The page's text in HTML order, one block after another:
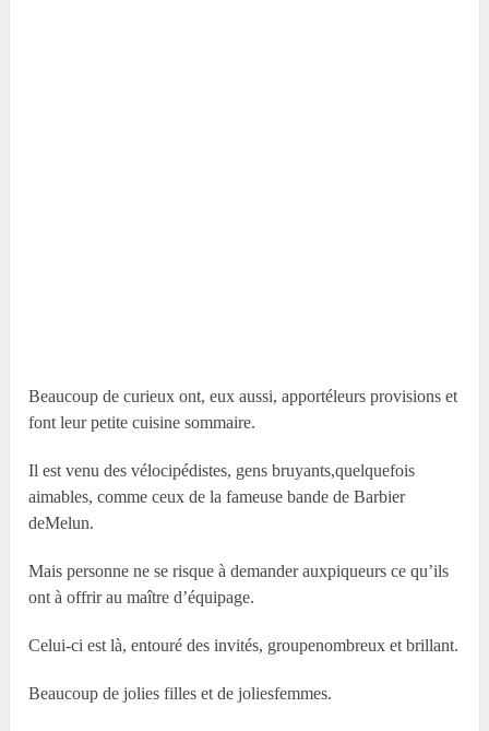
Beaucoup de curieux ont, eux aussi, apportéleurs provisions et
font leur petite cuisine sommaire.
Il est venu des vélocipédistes, gens bruyants,quelquefois
aimables, comme ceux de la fameuse bande de Barbier
deMelun.
Mais personne ne se risque à demander auxpiqueurs ce qu’ils
ont à offrir au maître d’équipage.
Celui-ci est là, entouré des invités, groupenombreux et brillant.
Beaucoup de jolies filles et de joliesfemmes.